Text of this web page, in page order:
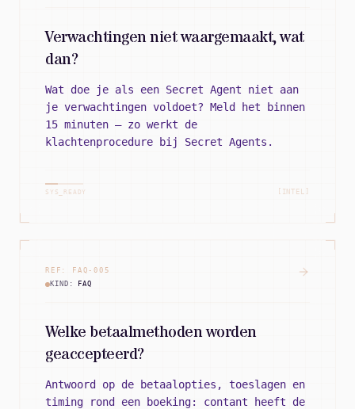
Verwachtingen niet waargemaakt, wat
dan?
Wat doe je als een Secret Agent niet aan
je verwachtingen voldoet? Meld het binnen
15 minuten — zo werkt de
klachtenprocedure bij Secret Agents.
SYS_READY [INTEL]
REF: FAQ -005
KIND:
FAQ
Welke betaalmethoden worden
geaccepteerd?
Antwoord op de betaalopties, toeslagen en
timing rond een boeking: contant heeft de